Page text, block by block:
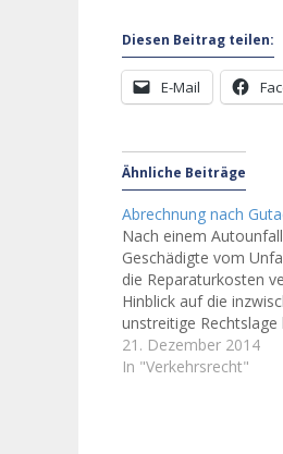
Diesen Beitrag teilen:
E-Mail
Ähnliche Beiträge
Abrechnung nach
Nach einem
Geschädigte vom
die Reparaturkosten
Hinblick auf die
unstreitige Rechtslage
oft genug darauf
werden, dass es dabei
21. Dezember 2014
In "Verkehrsrecht"